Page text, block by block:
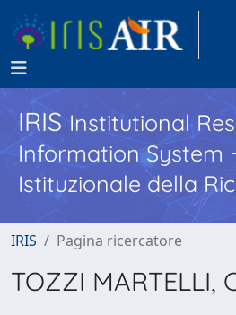
IRISInstitutional
Information System
Istituzionale della
IRIS Pagina ricercatore
TOZZI MARTELLI,